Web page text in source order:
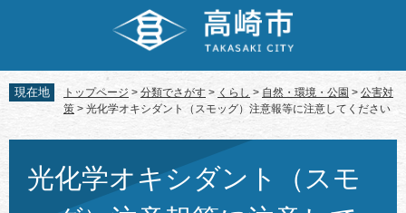
先
頭
す。
を
飛
し
現在地 トップページ > 分類でさがす > くらし > 自然・環境・公園 > 公害対
策 > 光化学オキシダント（スモッグ）注意報等に注意してください
光化学オキシダント（スモ